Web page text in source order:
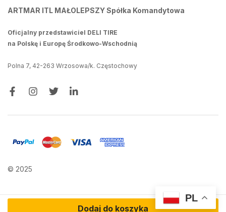
Dodaj do koszyka
ARTMAR ITL MAŁOLEPSZY Spółka Komandytowa
Oficjalny przedstawiciel DELI TIRE
na Polskę i Europę Środkowo-Wschodnią
Polna 7, 42-263 Wrzosowa/k. Częstochowy
© 2025
PL